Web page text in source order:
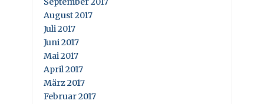
August 2017
Juli 2017
Juni 2017
Mai 2017
April 2017
März 2017
Februar 2017